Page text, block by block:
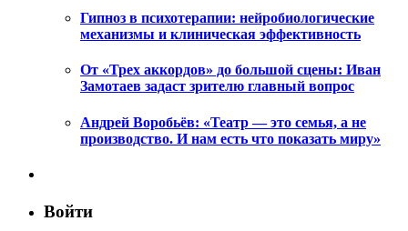
Гипноз в психотерапии: нейробиологические
механизмы и клиническая эффективность
От «Трех аккордов» до большой сцены: Иван
Замотаев задаст зрителю главный вопрос
Андрей Воробьёв: «Театр — это семья, а не
производство. И нам есть что показать миру»
Войти